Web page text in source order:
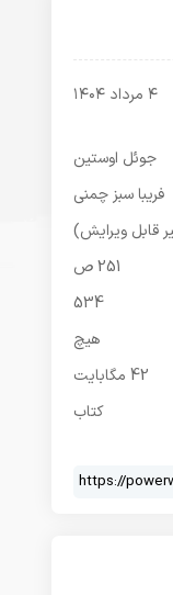
۴ مرداد ۱۴۰۴
جوئل اوستین
فریبا سبز چمنی
251 ص
534
هیچ
42 مگابایت
کتاب